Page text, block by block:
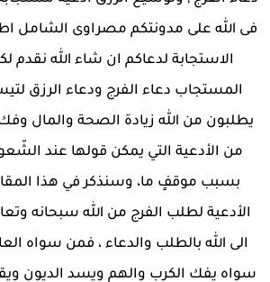
فى الله على مدونتكم مصراوى الشامل
الاستجابة لدعاكم ان شاء الله نقدم
المستجاب دعاء الفرج ودعاء الرزق
يطلبون من الله زيادة الصحة والمال
من الأدعية التي يمكن قولها عند
بسبب موقفٍ ما، وسنذكر في هذا
الأدعية لطلب الفرج من الله سبحانه
الى الله بالطلب والدعاء ، فمن سواه
سواه يفك الكرب والهم ويسد الديون